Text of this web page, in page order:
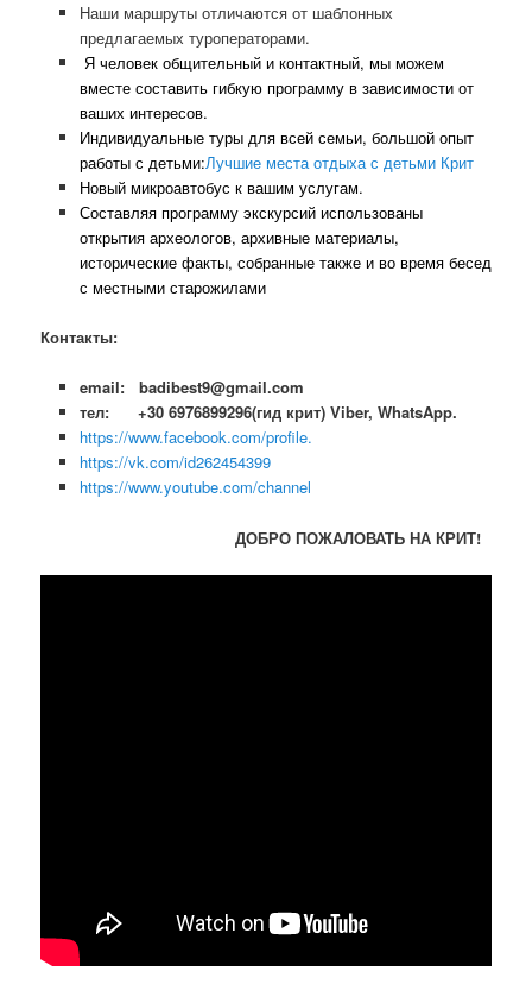
Наши маршруты отличаются от шаблонных
предлагаемых туроператорами.
Я человек общительный и контактный, мы можем
вместе составить гибкую программу в зависимости от
ваших интересов.
Индивидуальные туры для всей семьи, большой опыт
работы с детьми:Лучшие места отдыха с детьми Крит
Новый микроавтобус к вашим услугам.
Составляя программу экскурсий использованы
открытия археологов, архивные материалы,
исторические факты, собранные также и во время бесед
с местными старожилами
Контакты:
email: badibest9@gmail.com
тел: +30 6976899296(гид крит) Viber, WhatsApp.
https://www.facebook.com/profile.
https://vk.com/id262454399
https://www.youtube.com/channel
ДОБРО ПОЖАЛОВАТЬ НА КРИТ!